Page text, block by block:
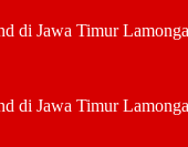
di Jawa Timur
di Jawa Timur